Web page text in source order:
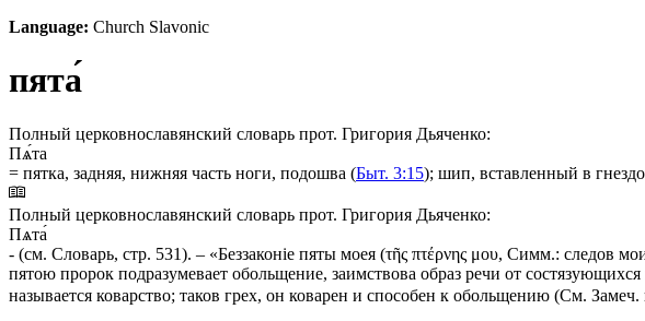
Language: Church Slavonic
пята́
Полный церковнославянский словарь прот. Григория Дьяченко:
Пѧ́та
= пятка, задняя, нижняя часть ноги, подошва (Быт. 3:15); шип, вставленный в
Полный церковнославянский словарь прот. Григория Дьяченко:
Пѧта́
- (см. Словарь, стр. 531). – «Беззаконiе пяты моея (τῆς πτέρνης μου, Симм.: следов
пятою пророк подразумевает обольщение, заимствова образ речи от
называется коварство; таков грех, он коварен и способен к обольщению (См. Замеч.